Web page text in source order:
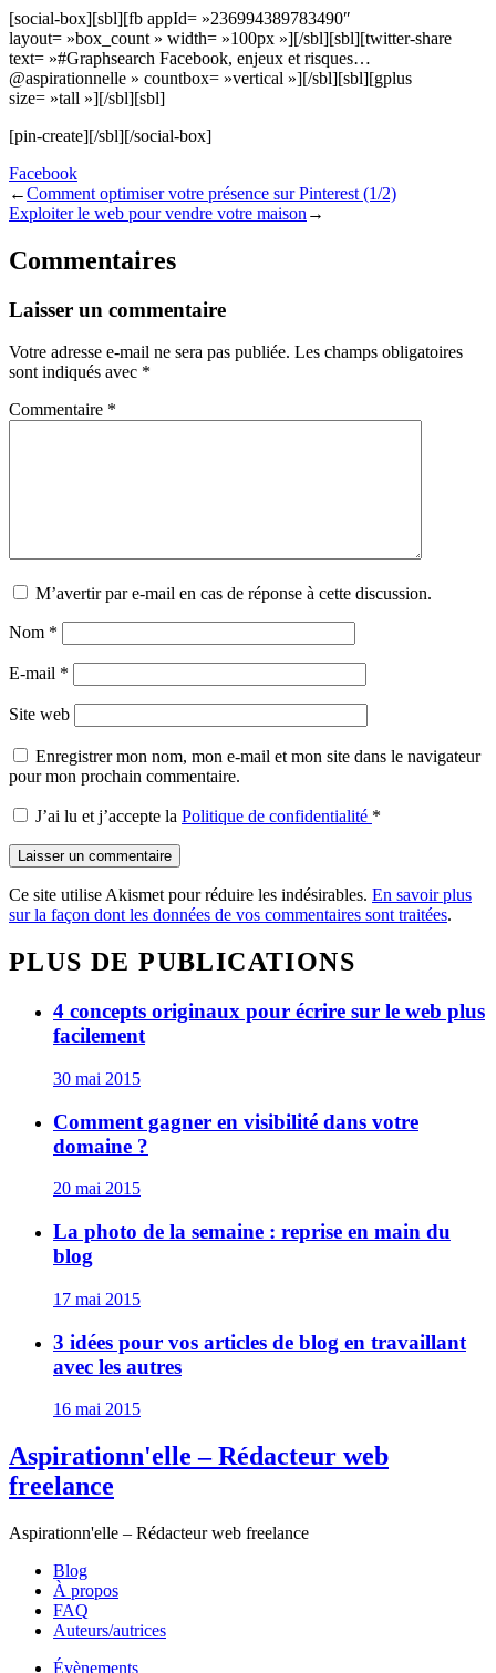
[social-box][sbl][fb appId= »236994389783490″
layout= »box_count » width= »100px »][/sbl][sbl][twitter-share
text= »#Graphsearch Facebook, enjeux et risques…
@aspirationnelle » countbox= »vertical »][/sbl][sbl][gplus
size= »tall »][/sbl][sbl]
[pin-create][/sbl][/social-box]
Facebook
←Comment optimiser votre présence sur Pinterest (1/2)
Exploiter le web pour vendre votre maison →
Commentaires
Laisser un commentaire
Votre adresse e-mail ne sera pas publiée. Les champs obligatoires
sont indiqués avec *
Commentaire *
M’avertir par e-mail en cas de réponse à cette discussion.
Nom *
E-mail *
Site web
Enregistrer mon nom, mon e-mail et mon site dans le navigateur
pour mon prochain commentaire.
J’ai lu et j’accepte la Politique de confidentialité *
Ce site utilise Akismet pour réduire les indésirables. En savoir plus
sur la façon dont les données de vos commentaires sont traitées.
PLUS DE PUBLICATIONS
4 concepts originaux pour écrire sur le web plus
facilement
30 mai 2015
Comment gagner en visibilité dans votre
domaine ?
20 mai 2015
La photo de la semaine : reprise en main du
blog
17 mai 2015
3 idées pour vos articles de blog en travaillant
avec les autres
16 mai 2015
Aspirationn'elle – Rédacteur web
freelance
Aspirationn'elle – Rédacteur web freelance
Blog
À propos
FAQ
Auteurs/autrices
Évènements